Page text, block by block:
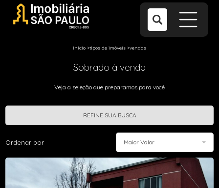
início >tipos de imóveis >vendas
Sobrado à venda
Veja a seleção que preparamos para você
REFINE SUA BUSCA
Ordenar por Maior Valor